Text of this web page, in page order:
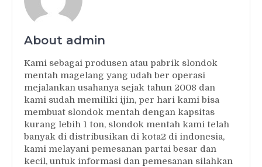
About admin
Kami sebagai produsen atau pabrik slondok
mentah magelang yang udah ber operasi
mejalankan usahanya sejak tahun 2008 dan
kami sudah memiliki ijin, per hari kami bisa
membuat slondok mentah dengan kapsitas
kurang lebih 1 ton, slondok mentah kami telah
banyak di distribusikan di kota2 di indonesia,
kami melayani pemesanan partai besar dan
kecil, untuk informasi dan pemesanan silahkan